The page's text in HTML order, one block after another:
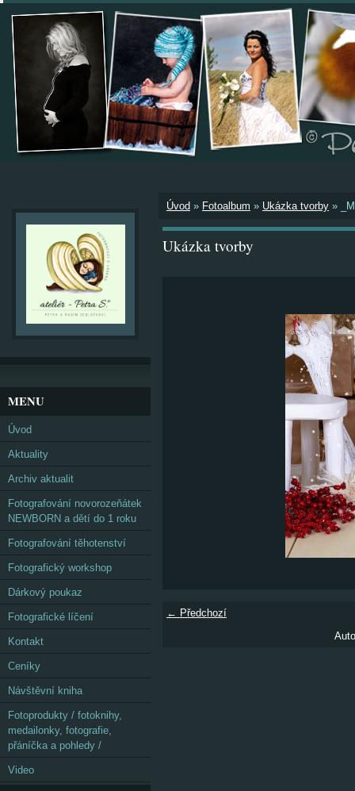
Úvod » Fotoalbum » Ukázka tvorby »
Ukázka tvorby
← Předchozí
MENU
Úvod
Aktuality
Archiv aktualit
Fotografování novorozeňátek
NEWBORN a dětí do 1 roku
Fotografování těhotenství
Fotografický workshop
Dárkový poukaz
Fotografické líčení
Kontakt
Ceníky
Návštěvní kniha
Fotoprodukty / fotoknihy,
medailonky, fotografie,
přáníčka a pohledy /
Video